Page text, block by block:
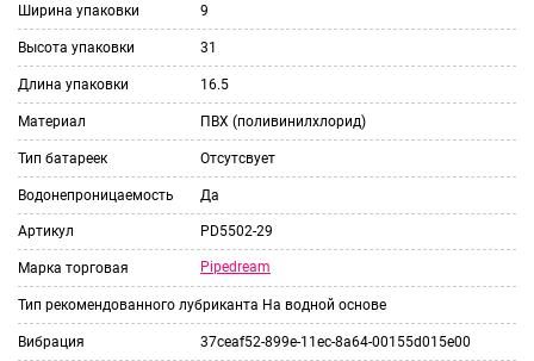
Ширина упаковки 9
Высота упаковки 31
Длина упаковки 16.5
Материал ПВХ (поливинилхлорид)
Тип батареек Отсутсвует
Водонепроницаемость Да
Артикул PD5502-29
Марка торговая Pipedream
Тип рекомендованного лубриканта На водной основе
Вибрация 37ceaf52-899e-11ec-8a64-00155d015e00